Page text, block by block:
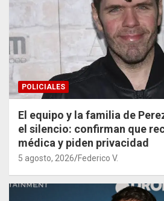
POLICIALES
El equipo y la familia de
el silencio: confirman que
médica y piden privacidad
5 agosto, 2026 Federico V.